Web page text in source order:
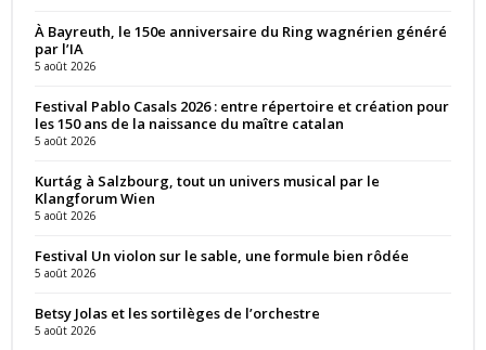
À Bayreuth, le 150e anniversaire du Ring wagnérien généré
par l’IA
5 août 2026
Festival Pablo Casals 2026 : entre répertoire et création pour
les 150 ans de la naissance du maître catalan
5 août 2026
Kurtág à Salzbourg, tout un univers musical par le
Klangforum Wien
5 août 2026
Festival Un violon sur le sable, une formule bien rôdée
5 août 2026
Betsy Jolas et les sortilèges de l’orchestre
5 août 2026